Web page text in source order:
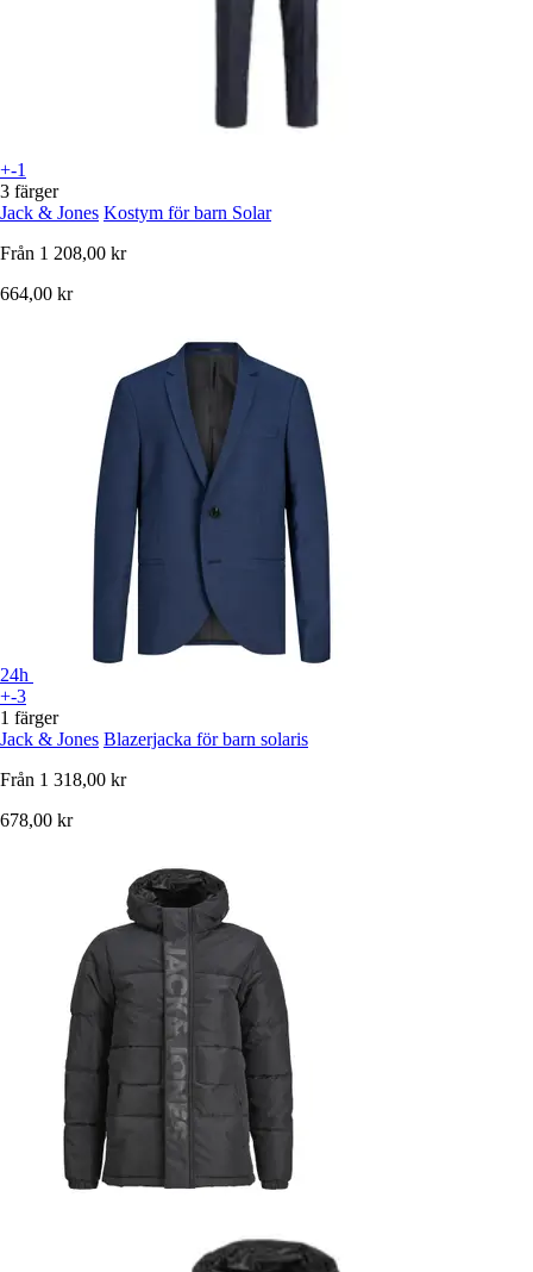
+-1
3 färger
Jack & Jones Kostym för barn Solar
Från 1 208,00 kr
664,00 kr
24h
+-3
1 färger
Jack & Jones Blazerjacka för barn solaris
Från 1 318,00 kr
678,00 kr